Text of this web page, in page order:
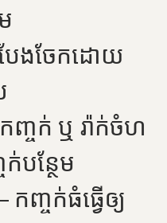
របែងចែកដោយ
ញ្ចក់ ឬ រ៉ាក់ចំហ
ក់បន្ថែម
កញ្ចក់ធំធ្វើឲ្យ